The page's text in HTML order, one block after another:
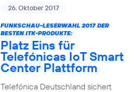
26. Oktober 2017
FUNKSCHAU-LESERWAHL 2017 DER
BESTEN ITK-PRODUKTE:
Platz Eins für
Telefónicas IoT Smart
Center Plattform
Telefónica Deutschland sichert